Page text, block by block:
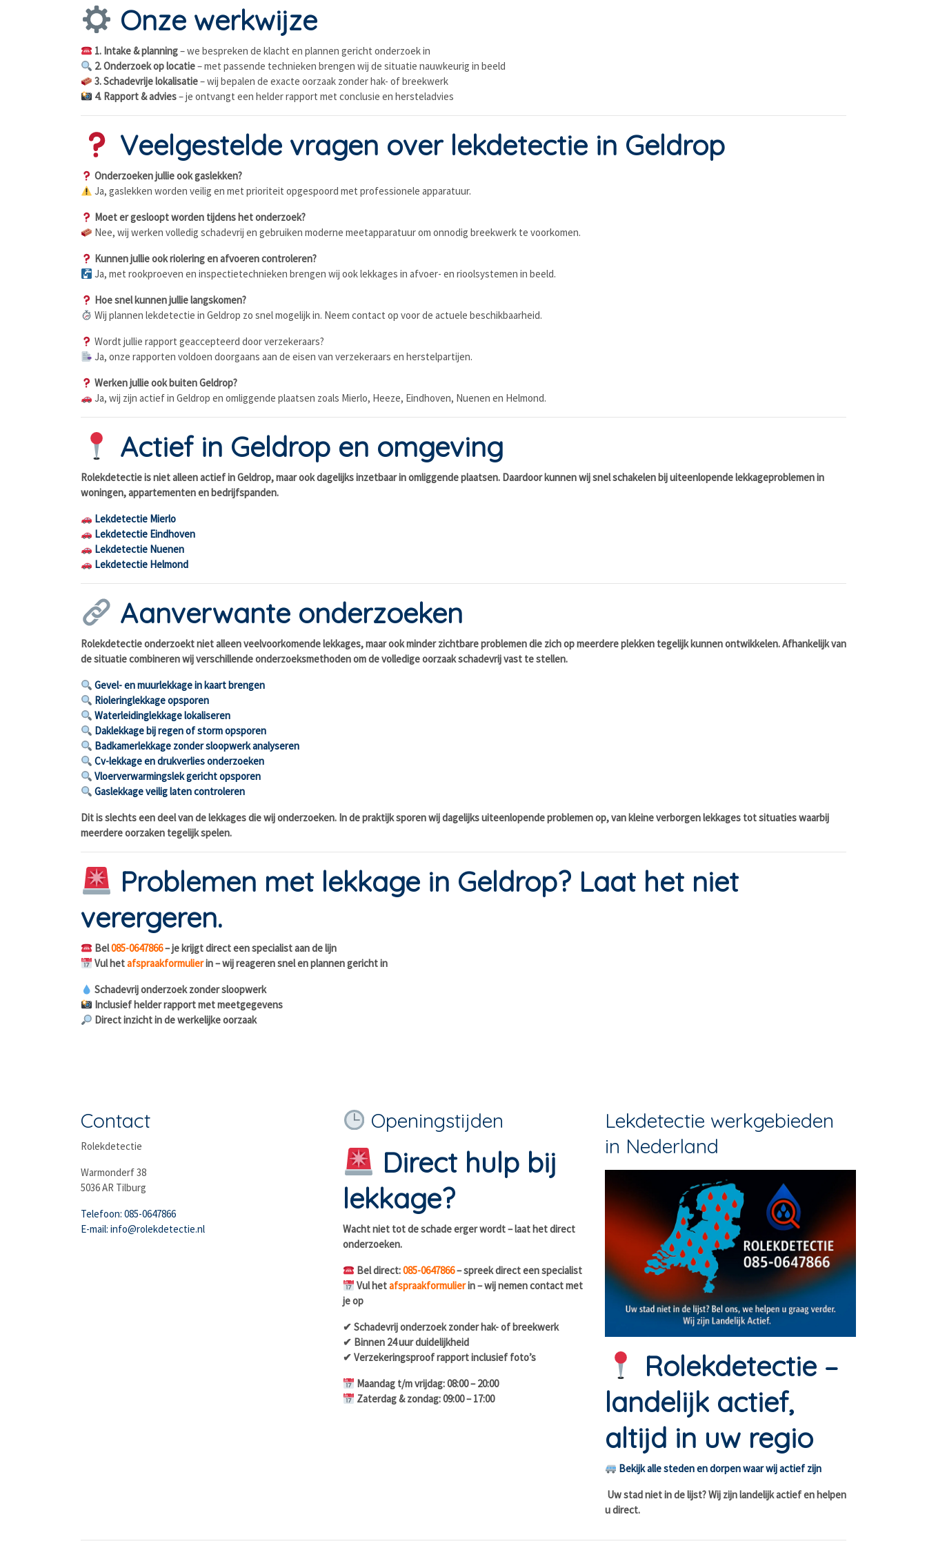
Onze werkwijze
1. Intake & planning– we bespreken de klacht en plannen gericht onderzoek in
2. Onderzoek op locatie– met passende technieken brengen wij de situatie nauwkeurig in beeld
3. Schadevrije lokalisatie– wij bepalen de exacte oorzaak zonder hak- of breekwerk
4. Rapport & advies– je ontvangt een helder rapport met conclusie en hersteladvies
Veelgestelde vragen over lekdetectie in Geldrop
Onderzoeken jullie ook gaslekken?
Ja, gaslekken worden veilig en met prioriteit opgespoord met professionele apparatuur.
Moet er gesloopt worden tijdens het onderzoek?
Nee, wij werken volledig schadevrij en gebruiken moderne meetapparatuur om onnodig breekwerk te voorkomen.
Kunnen jullie ook riolering en afvoeren controleren?
Ja, met rookproeven en inspectietechnieken brengen wij ook lekkages in afvoer- en rioolsystemen in beeld.
Hoe snel kunnen jullie langskomen?
Wij plannen lekdetectie in Geldrop zo snel mogelijk in. Neem contact op voor de actuele beschikbaarheid.
Wordt jullie rapport geaccepteerd door verzekeraars?
Ja, onze rapporten voldoen doorgaans aan de eisen van verzekeraars en herstelpartijen.
Werken jullie ook buiten Geldrop?
Ja, wij zijn actief in Geldrop en omliggende plaatsen zoals Mierlo, Heeze, Eindhoven, Nuenen en Helmond.
Actief in Geldrop en omgeving
Rolekdetectie is niet alleen actief in Geldrop, maar ook dagelijks inzetbaar in omliggende plaatsen. Daardoor kunnen wij snel schakelen bij uiteenlopende lekkageproblemen in
woningen, appartementen en bedrijfspanden.
Lekdetectie Mierlo
Lekdetectie Eindhoven
Lekdetectie Nuenen
Lekdetectie Helmond
Aanverwante onderzoeken
Rolekdetectie onderzoekt niet alleen veelvoorkomende lekkages, maar ook minder zichtbare problemen die zich op meerdere plekken tegelijk kunnen ontwikkelen. Afhankelijk van
de situatie combineren wij verschillende onderzoeksmethoden om de volledige oorzaak schadevrij vast te stellen.
Gevel- en muurlekkage in kaart brengen
Rioleringlekkage opsporen
Waterleidinglekkage lokaliseren
Daklekkage bij regen of storm opsporen
Badkamerlekkage zonder sloopwerk analyseren
Cv-lekkage en drukverlies onderzoeken
Vloerverwarmingslek gericht opsporen
Gaslekkage veilig laten controleren
Dit is slechts een deel van de lekkages die wij onderzoeken. In de praktijk sporen wij dagelijks uiteenlopende problemen op, van kleine verborgen lekkages tot situaties waarbij
meerdere oorzaken tegelijk spelen.
Problemen met lekkage in Geldrop? Laat het niet
verergeren.
Bel085-0647866– je krijgt direct een specialist aan de lijn
Vul hetafspraakformulierin – wij reageren snel en plannen gericht in
Schadevrij onderzoek zonder sloopwerk
Inclusief helder rapport met meetgegevens
Direct inzicht in de werkelijke oorzaak
Contact
Rolekdetectie
Warmonderf 38
5036 AR Tilburg
Telefoon: 085-0647866
E-mail: info@rolekdetectie.nl
Openingstijden
Direct hulp bij
lekkage?
Wacht niet tot de schade erger wordt – laat het direct
onderzoeken.
Bel direct:085-0647866– spreek direct een specialist
Vul hetafspraakformulierin – wij nemen contact met
je op
✔ Schadevrij onderzoek zonder hak- of breekwerk
✔ Binnen 24 uur duidelijkheid
✔ Verzekeringsproof rapport inclusief foto’s
Maandag t/m vrijdag: 08:00 – 20:00
Zaterdag & zondag: 09:00 – 17:00
Lekdetectie werkgebieden
in Nederland
Rolekdetectie –
landelijk actief,
altijd in uw regio
Bekijk alle steden en dorpen waar wij actief zijn
Uw stad niet in de lijst? Wij zijn landelijk actief en helpen
u direct.